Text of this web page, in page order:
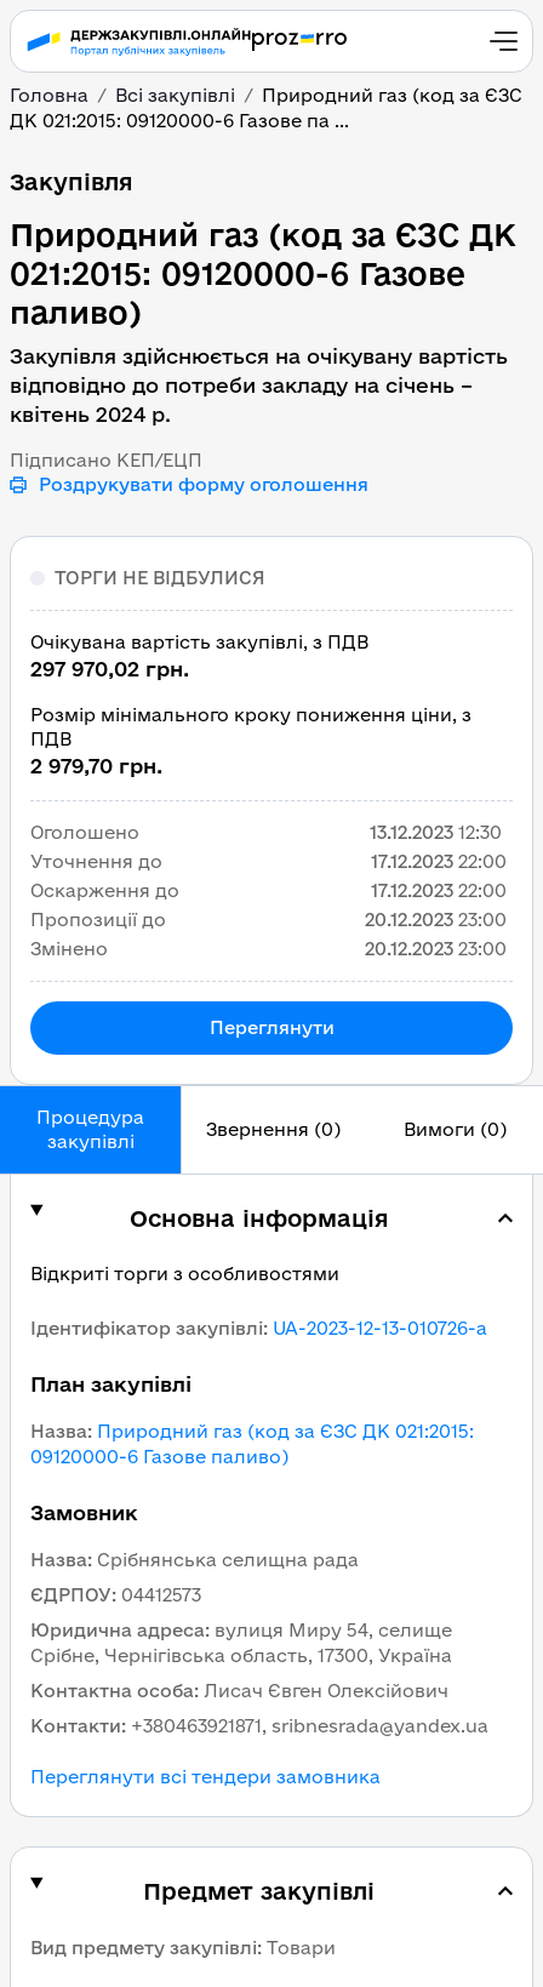
Головна Всі закупівлі
Природний газ (код за ЄЗС
ДК 021:2015: 09120000-6 Газове па ...
Природний газ (код за
Закупівля
Природний газ (код за ЄЗС ДК
021:2015: 09120000-6 Газове
паливо)
Закупівля здійснюється на очікувану вартість
відповідно до потреби закладу на січень –
квітень 2024 р.
Підписано КЕП/ЕЦП
Роздрукувати форму оголошення
Процедура
закупівлі
Звернення (0) Вимоги (0)
Основна інформація
Відкриті торги з особливостями
Ідентифікатор закупівлі: UA-2023-12-13-010726-a
План закупівлі
Назва: Природний газ (код за ЄЗС ДК 021:2015:
09120000-6 Газове паливо)
Замовник
Назва: Cрібнянська селищна рада
ЄДРПОУ: 04412573
Юридична адреса: вулиця Миру 54, селище
Срібне, Чернігівська область, 17300, Україна
Контактна особа: Лисач Євген Олексійович
Контакти: +380463921871, sribnesrada@yandex.ua
Переглянути всі тендери замовника
Предмет закупівлі
Вид предмету закупівлі: Товари
ТОРГИ НЕ ВІДБУЛИСЯ
Очікувана вартість закупівлі, з ПДВ
297 970,02 грн.
Розмір мінімального кроку пониження ціни, з
ПДВ
2 979,70 грн.
Оголошено 13.12.2023 12:30
Уточнення до
17.12.2023 22:00
Оскарження до
17.12.2023 22:00
Пропозиції до
20.12.2023 23:00
Змінено
20.12.2023 23:00
Переглянути